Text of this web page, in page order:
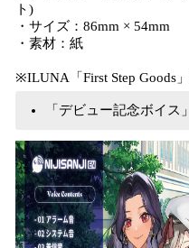
ト)
・サイズ：86mm × 54mm
・素材：紙
※ILUNA「First Step Goods
「デビュー記念ボイス」